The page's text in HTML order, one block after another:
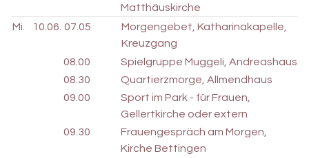
Matthäuskirche
Mi.
10.06. 07.05
Morgengebet, Katharinakapelle,
Kreuzgang
08.00
Spielgruppe Muggeli, Andreashaus
08.30
Quartierzmorge, Allmendhaus
09.00
Sport im Park - für Frauen,
Gellertkirche oder extern
09.30
Frauengespräch am Morgen,
Kirche Bettingen